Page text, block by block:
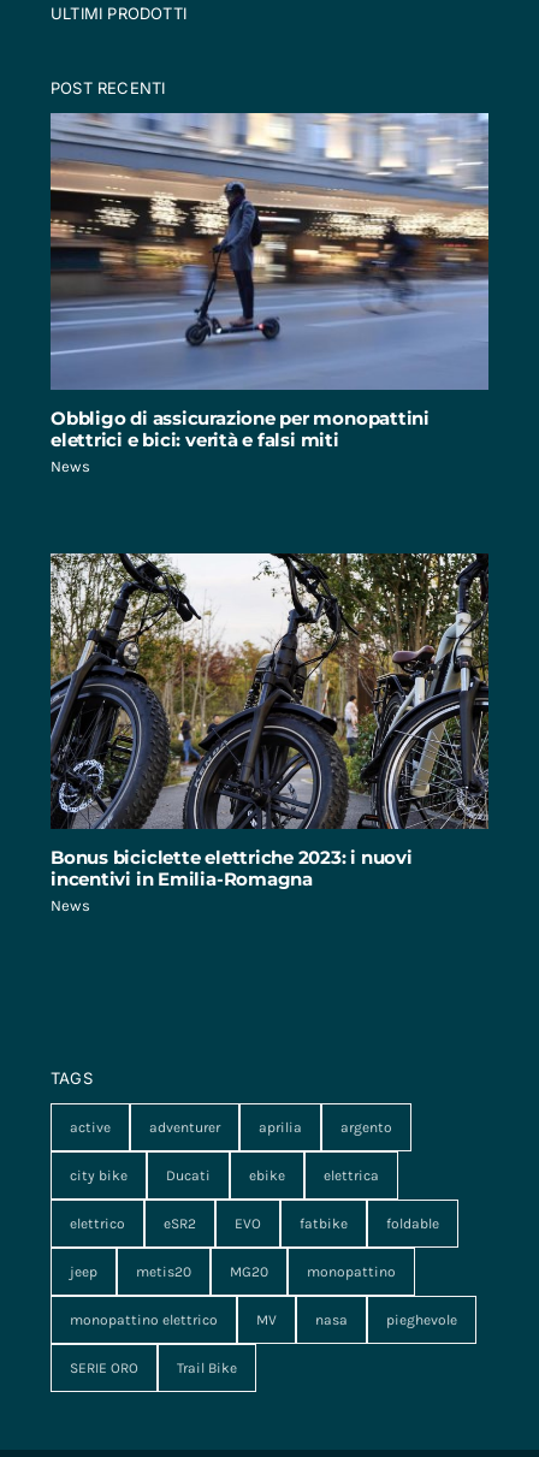
ULTIMI PRODOTTI
POST RECENTI
Obbligo di assicurazione per monopattini
elettrici e bici: verità e falsi miti
News
Bonus biciclette elettriche 2023: i nuovi
incentivi in Emilia-Romagna
News
TAGS
active adventurer aprilia argento
city bike Ducati ebike elettrica
elettrico eSR2 EVO fatbike foldable
jeep metis20 MG20 monopattino
monopattino elettrico MV nasa pieghevole
SERIE ORO Trail Bike